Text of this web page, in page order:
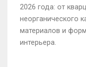
2026 года: от
неорганического
материалов и
интерьера.